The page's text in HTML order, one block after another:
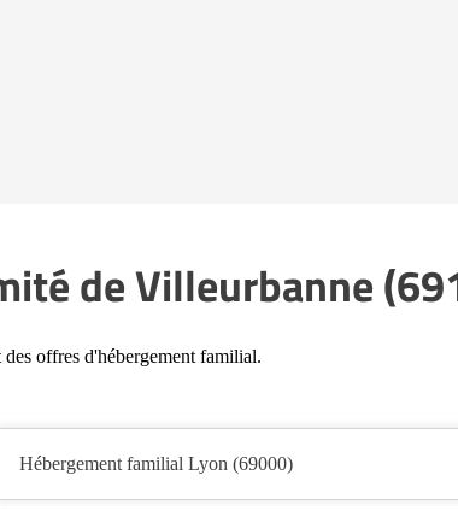
de Villeurbanne
offres d'hébergement familial.
Hébergement familial Lyon (69000)